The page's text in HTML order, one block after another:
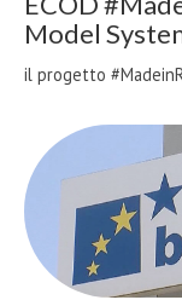
Model
il progetto